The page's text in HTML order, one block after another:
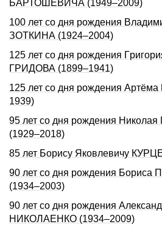
БАРТОШЕВИЧА (1949–2009)
100 лет со дня рождения
ЗОТКИНА (1924–2004)
125 лет со дня pождения
ГРИДОВА (1899–1941)
125 лет со дня рождения
1939)
95 лет со дня рождения
(1929–2018)
85 лет Борису Яковлевичу
90 лет со дня рождения Бориса
(1934–2003)
90 лет со дня рождения
НИКОЛАЕНКО (1934–2009)